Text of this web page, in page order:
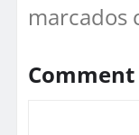
marcados
Comment